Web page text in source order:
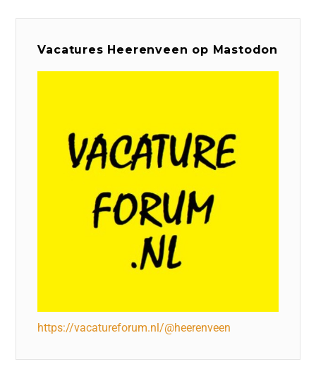
Vacatures Heerenveen op Mastodon
https://vacatureforum.nl/@heerenveen